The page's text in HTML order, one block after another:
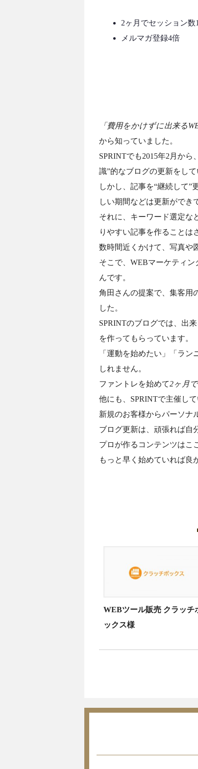
2ヶ月でセッション数
メルマガ登録4倍
「費用をかけずに出来る
から知っていました。
SPRINTでも2015年2月か
識”的なブログの更新をして
しかし、記事を“継続して
しい期間などは更新ができ
それに、キーワード選定な
りやすい記事を作ることは
数時間近くかけて、写真や
そこで、WEBマーケティ
んです。
角田さんの提案で、集客用
した。
SPRINTのブログでは、出
を作ってもらっています。
「運動を始めたい」「ラ
しれません。
ファントレを始めて2ヶ月
他にも、SPRINTで主催し
新規のお客様からパーソナ
ブログ更新は、頑張れば自
プロが作るコンテンツはこ
もっと早く始めていれば良
WEBツール販売 クラッチ
ックス様